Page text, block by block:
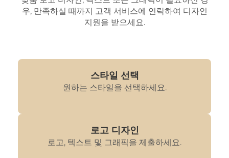
우, 만족하실 때까지 고객 서비스에 연락하여 디자인
지원을 받으세요.
스타일 선택
원하는 스타일을 선택하세요.
로고 디자인
로고, 텍스트 및 그래픽을 제출하세요.